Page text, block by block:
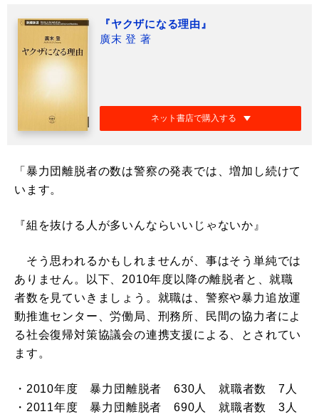
『ヤクザになる理由』
廣末 登 著
ネット書店で購入する
「暴力団離脱者の数は警察の発表では、増加し続けて
います。
『組を抜ける人が多いんならいいじゃないか』
そう思われるかもしれませんが、事はそう単純では
ありません。以下、2010年度以降の離脱者と、就職
者数を見ていきましょう。就職は、警察や暴力追放運
動推進センター、労働局、刑務所、民間の協力者によ
る社会復帰対策協議会の連携支援による、とされてい
ます。
・2010年度 暴力団離脱者 630人 就職者数 7人
・2011年度 暴力団離脱者 690人 就職者数 3人